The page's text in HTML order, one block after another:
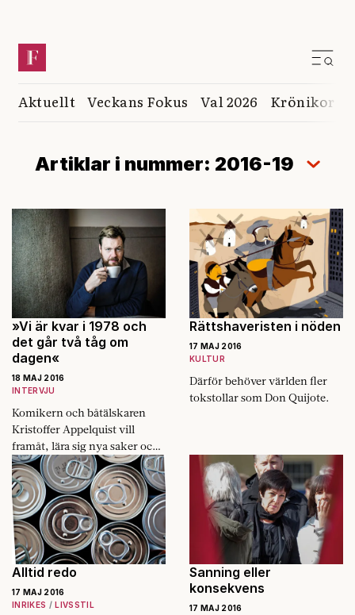
Aktuellt Veckans Fokus Val 2026 Krönikor
Artiklar i nummer: 2016-19
»Vi är kvar i 1978 och
det går två tåg om
dagen«
18 MAJ 2016
INTERVJU
Komikern och båtälskaren
Kristoffer Appelquist vill
framåt, lära sig nya saker och
strävar efter utveckling.
Rättshaveristen i nöden
17 MAJ 2016
KULTUR
Därför behöver världen fler
tokstollar som Don Quijote.
Alltid redo
17 MAJ 2016
INRIKES
LIVSSTIL
Sanning eller
konsekvens
17 MAJ 2016